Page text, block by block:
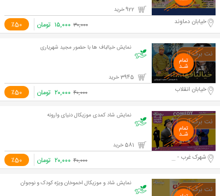
٪50 خیابان دماوند ۳۰,۰۰۰ ۱۵,۰۰۰ تومان
نمایش خیالباف ها با حضور مجيد شهرياری
٪50 خیابان انقلاب ۴۰,۰۰۰ ۲۰,۰۰۰ تومان
نمایش شاد کمدی موزیکال دنیای وارونه
٪50 شهرک غرب - فرحزادی ۴۰,۰۰۰ ۲۰,۰۰۰ تومان
نمایش شاد و موزیکال اخموخان ویژه کودک و نوجوان